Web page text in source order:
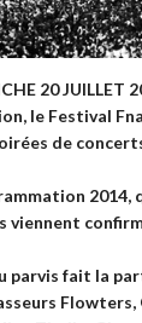
20 JUILLET
le Festival
de
viennent
parvis fait la